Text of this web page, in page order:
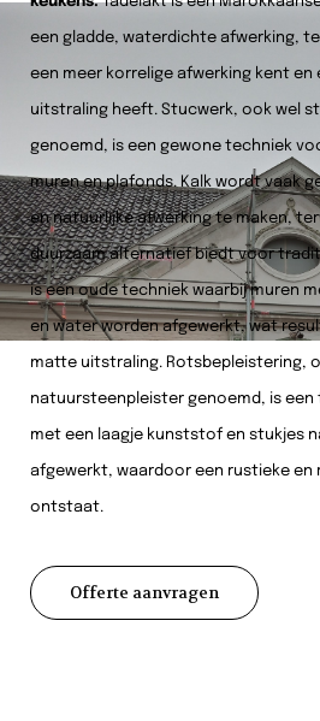
een gladde, waterdichte afwerking,
een meer korrelige afwerking kent en
uitstraling heeft. Stucwerk, ook wel
genoemd, is een gewone techniek
muren en plafonds. Kalk wordt vaak
en natuurlijke afwerking te maken,
duurzaam alternatief biedt voor
is een oude techniek waarbij muren
en water worden afgewerkt, wat
matte uitstraling. Rotsbepleistering,
natuursteenpleister genoemd, is een
met een laagje kunststof en stukjes
afgewerkt, waardoor een rustieke
ontstaat.
Offerte aanvragen